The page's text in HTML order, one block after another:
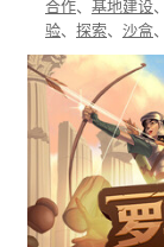
合作、 基地建设、
验、 探索、 沙盒、